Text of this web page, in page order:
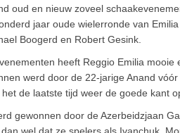
oud en nieuw zoveel
jaar oude wielerronde van
Boogerd en Robert Gesink.
heeft Reggio Emilia
werd door de 22-jarige Anand
de laatste tijd weer de goede kant
gewonnen door de Azerbeidzjaan